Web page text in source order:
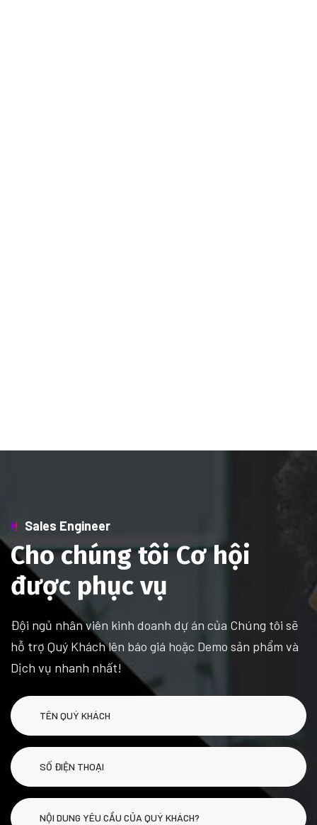
Sales Engineer
Cho chúng tôi Cơ hội
được phục vụ
Đội ngủ nhân viên kinh doanh dự án của Chúng tôi sẽ
hỗ trợ Quý Khách lên báo giá hoặc Demo sản phẩm và
Dịch vụ nhanh nhất!